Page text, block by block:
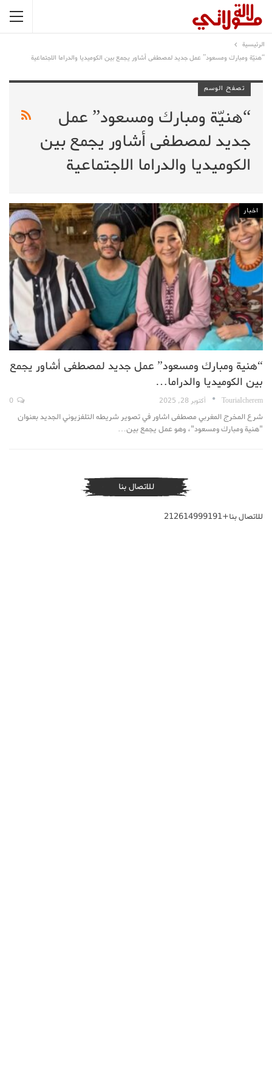
الرئيسية
“هنيّة ومبارك ومسعود” عمل جديد لمصطفى أشاور يجمع بين الكوميديا والدراما الاجتماعية
تصفح الوسم
“هنيّة ومبارك ومسعود” عمل
جديد لمصطفى أشاور يجمع بين
الكوميديا والدراما الاجتماعية
اخبار
“هنية ومبارك ومسعود” عمل جديد لمصطفى أشاور يجمع
بين الكوميديا والدراما…
TouriaIcherem أكتوبر 28, 2025
شرع المخرج المغربي مصطفى اشاور في تصوير شريطه التلفزيوني الجديد بعنوان
"هنية ومبارك ومسعود"، وهو عمل يجمع بين…
للاتصال بنا
للاتصال بنا+212614999191